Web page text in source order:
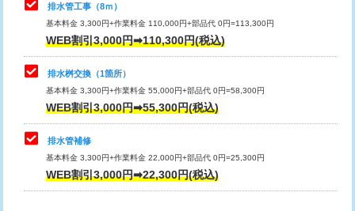
マス交換（深さ50㎝未満）
マス交換（深さ50㎝以上）
コンクリート斫り（厚さ10㎝まで）
コンクリート斫り（厚さ10㎝超え）
モルタル補修（厚さ10㎝まで）
モルタル補修（厚さ10㎝超え）
その他部品の脱着
交換・取付（タンク）
交換・取付(単水栓（壁付・デッキ
式）)
交換・取付(混合水栓（壁付・デッキ
式・ワンホール）)
16,500円+材料費
交換・取付(排水栓・排水トラップ
排水管工事（8ｍ）
基本料金 3,300円+作業料金 110,000円+部品代 0円=113,300円
WEB割引3,000円➡110,300円(税込)
排水桝交換（1箇所）
基本料金 3,300円+作業料金 55,000円+部品代 0円=58,300円
WEB割引3,000円➡55,300円(税込)
排水管補修
基本料金 3,300円+作業料金 22,000円+部品代 0円=25,300円
WEB割引3,000円➡22,300円(税込)